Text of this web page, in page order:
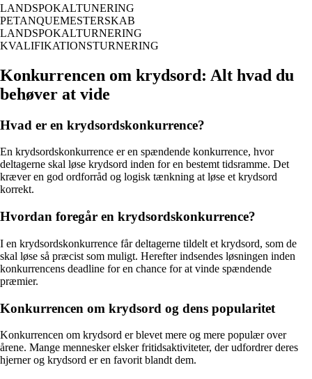
LANDSPOKALTUNERING
PETANQUEMESTERSKAB
LANDSPOKALTURNERING
KVALIFIKATIONSTURNERING
Konkurrencen om krydsord: Alt hvad du
behøver at vide
Hvad er en krydsordskonkurrence?
En krydsordskonkurrence er en spændende konkurrence, hvor
deltagerne skal løse krydsord inden for en bestemt tidsramme. Det
kræver en god ordforråd og logisk tænkning at løse et krydsord
korrekt.
Hvordan foregår en krydsordskonkurrence?
I en krydsordskonkurrence får deltagerne tildelt et krydsord, som de
skal løse så præcist som muligt. Herefter indsendes løsningen inden
konkurrencens deadline for en chance for at vinde spændende
præmier.
Konkurrencen om krydsord og dens popularitet
Konkurrencen om krydsord er blevet mere og mere populær over
årene. Mange mennesker elsker fritidsaktiviteter, der udfordrer deres
hjerner og krydsord er en favorit blandt dem.